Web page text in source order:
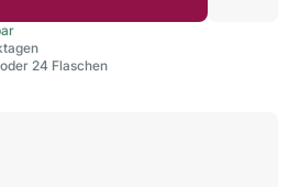
24 Flaschen